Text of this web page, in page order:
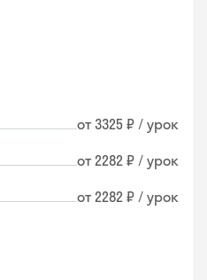
от 3325 ₽ / урок
от 2282 ₽ / урок
от 2282 ₽ / урок